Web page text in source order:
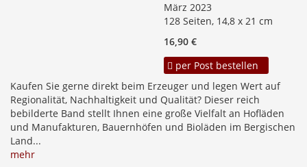
März 2023
128 Seiten, 14,8 x 21 cm
16,90 €
per Post bestellen
Kaufen Sie gerne direkt beim Erzeuger und legen Wert auf
Regionalität, Nachhaltigkeit und Qualität? Dieser reich
bebilderte Band stellt Ihnen eine große Vielfalt an Hofläden
und Manufakturen, Bauernhöfen und Bioläden im Bergischen
Land...
mehr